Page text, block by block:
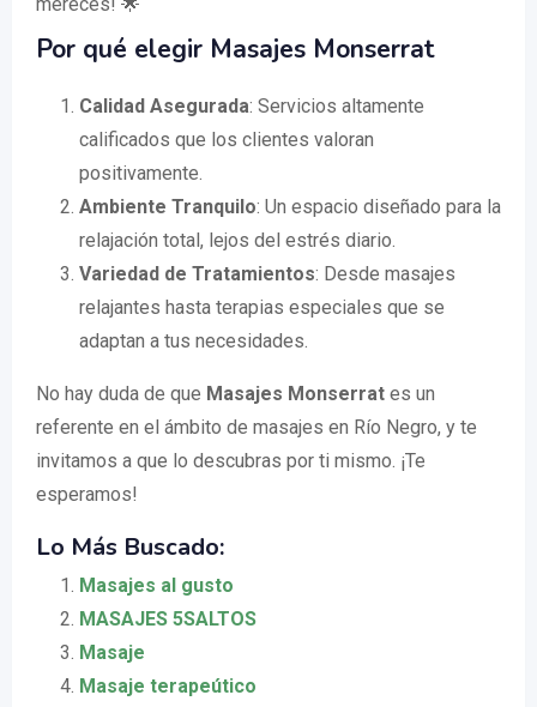
Por qué elegir Masajes Monserrat
Calidad Asegurada: Servicios altamente
calificados que los clientes valoran
positivamente.
Ambiente Tranquilo: Un espacio diseñado para la
relajación total, lejos del estrés diario.
Variedad de Tratamientos: Desde masajes
relajantes hasta terapias especiales que se
adaptan a tus necesidades.
No hay duda de que Masajes Monserrat es un
referente en el ámbito de masajes en Río Negro, y te
invitamos a que lo descubras por ti mismo. ¡Te
esperamos!
Lo Más Buscado:
Masajes al gusto
MASAJES 5SALTOS
Masaje
Masaje terapeútico